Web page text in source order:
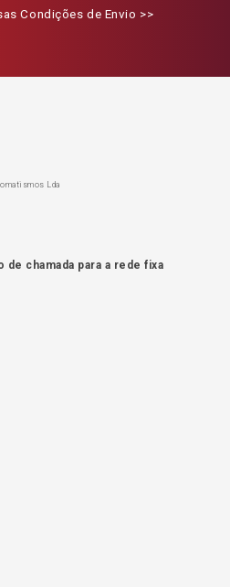
Condições de Envio >>
Lda
de c hamada para a rede fixa